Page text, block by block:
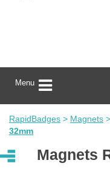
A
t
v
e
r
l
Menu
RapidBadges > Magnets >
32mm
Magnets